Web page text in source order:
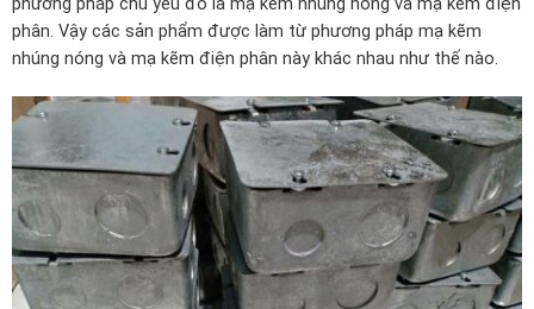
phương pháp chủ yếu đó là mạ kẽm nhúng nóng và mạ kẽm điện
phân. Vậy các sản phẩm được làm từ phương pháp mạ kẽm
nhúng nóng và mạ kẽm điện phân này khác nhau như thế nào.